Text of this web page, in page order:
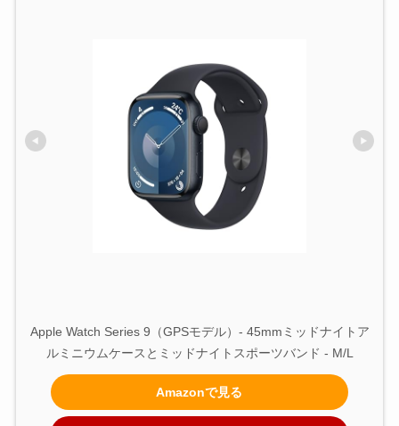
Apple Watch Series 9（GPSモデル）- 45mmミッドナイトア
ルミニウムケースとミッドナイトスポーツバンド - M/L
Amazonで見る